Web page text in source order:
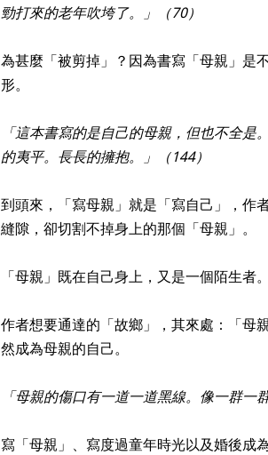
勁打來的老年吹垮了。」（70）
為甚麼「被剪掉」？因為書寫「母親」是
形。
「這本書寫的是自己的母親，但也不全
的夷平。長長的擁抱。」（144）
到頭來，「寫母親」就是「寫自己」，作
縫隙，卻切割不掉身上的那個「母親」。
「母親」既在自己身上，又是一個陌生者。
作者想要通達的「故鄉」，其來處：「母
然成為母親的自己。
「母親的傷口有一道一道黑線。像一群一
寫「母親」、寫度過童年時光以及婚後成